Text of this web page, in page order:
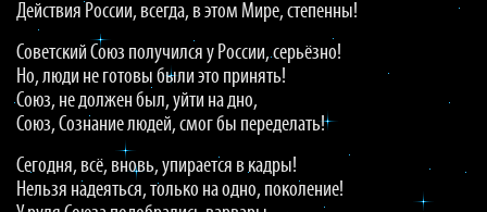
Действия России, всегда, в этом Мире, степенны!
Советский Союз получился у России, серьёзно!
Но, люди не готовы были это принять!
Союз, не должен был, уйти на дно,
Союз, Сознание людей, смог бы переделать!
Сегодня, всё, вновь, упирается в кадры!
Нельзя надеяться, только на одно, поколение!